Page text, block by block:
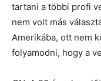
tartani a többi profi
nem volt más
Amerikába, ott nem
folyamodni, hogy a